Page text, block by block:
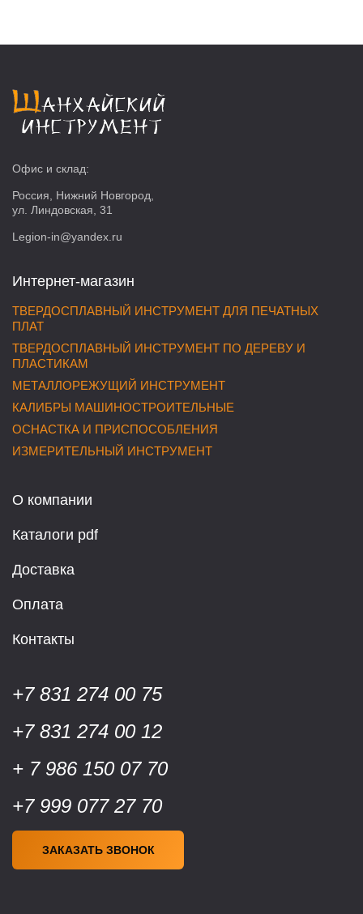
Офис и склад:
Россия, Нижний Новгород,
ул. Линдовская, 31
Legion-in@yandex.ru
Интернет-магазин
ТВЕРДОСПЛАВНЫЙ ИНСТРУМЕНТ ДЛЯ ПЕЧАТНЫХ
ПЛАТ
ТВЕРДОСПЛАВНЫЙ ИНСТРУМЕНТ ПО ДЕРЕВУ И
ПЛАСТИКАМ
МЕТАЛЛОРЕЖУЩИЙ ИНСТРУМЕНТ
КАЛИБРЫ МАШИНОСТРОИТЕЛЬНЫЕ
ОСНАСТКА И ПРИСПОСОБЛЕНИЯ
ИЗМЕРИТЕЛЬНЫЙ ИНСТРУМЕНТ
О компании
Каталоги pdf
Доставка
Оплата
Контакты
+7 831 274 00 75
+7 831 274 00 12
+ 7 986 150 07 70
+7 999 077 27 70
ЗАКАЗАТЬ ЗВОНОК